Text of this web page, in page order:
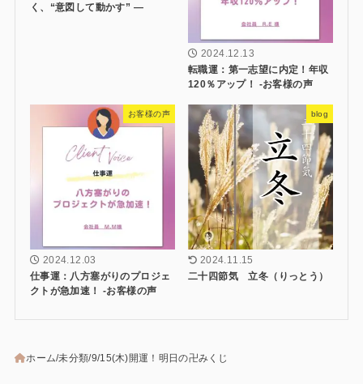
く、“意図して動かす” ―
2024.12.13
転職運：第一志望に内定！年収
120％アップ！ -お客様の声
お客様の声
2024.12.03
仕事運：八方塞がりのプロジェ
クトが急加速！ -お客様の声
blog
2024.11.15
二十四節気 立冬（りっとう）
ホーム 未分類 9/15(木)開運！明日の卍みくじ